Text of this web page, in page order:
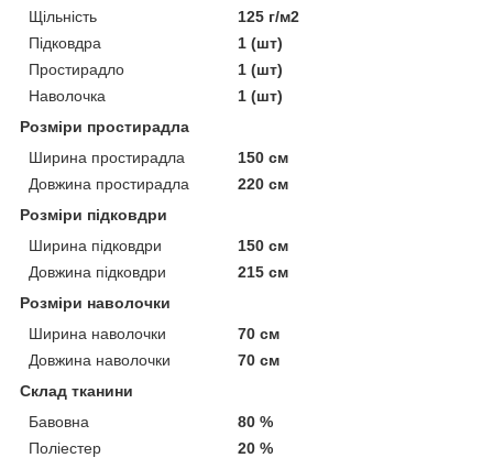
Щільність
125 г/м2
Підковдра
1 (шт)
Простирадло
1 (шт)
Наволочка
1 (шт)
Розміри простирадла
Ширина простирадла
150 см
Довжина простирадла
220 см
Розміри підковдри
Ширина підковдри
150 см
Довжина підковдри
215 см
Розміри наволочки
Ширина наволочки
70 см
Довжина наволочки
70 см
Склад тканини
Бавовна
80 %
Поліестер
20 %